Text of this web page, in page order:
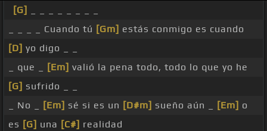
[G]
_ _ _ _ Cuando tú [Gm] estás conmigo es cuando
[D] yo digo _ _
_ que _
[Em] valió la pena todo, todo lo que yo he
[G] sufrido _ _
_ No _
[Em] sé si es un [D#m] sueño aún _ [Em] o
es [G] una [C#] realidad